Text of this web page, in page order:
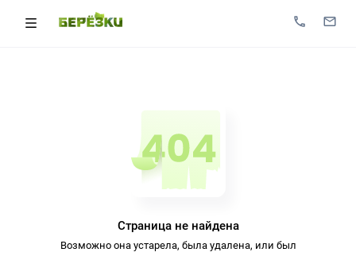
Страница не найдена
Возможно она устарела, была удалена, или был